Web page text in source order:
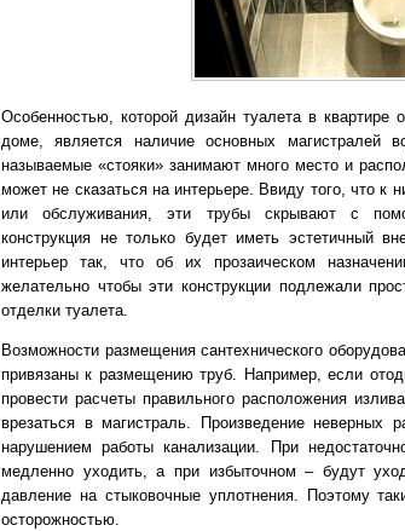
Особенностью, которой дизайн туалета в квартире
доме, является наличие основных магистралей
называемые «стояки» занимают много место и
может не сказаться на интерьере. Ввиду того, что к
или обслуживания, эти трубы скрывают с
конструкция не только будет иметь эстетичный
интерьер так, что об их прозаическом
желательно чтобы эти конструкции подлежали
отделки туалета.
Возможности размещения сантехнического
привязаны к размещению труб. Например, если
провести расчеты правильного расположения
врезаться в магистраль. Произведение неверных
нарушением работы канализации. При
медленно уходить, а при избыточном – будут
давление на стыковочные уплотнения. Поэтому
осторожностью.